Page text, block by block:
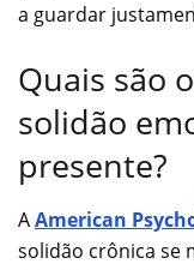
a guardar
Quais são
solidão
presente?
AAmerican
solidão crônica se